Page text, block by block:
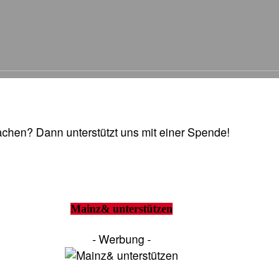
Dann unterstützt uns mit einer Spende!
Mainz& unterstützen
- Werbung -